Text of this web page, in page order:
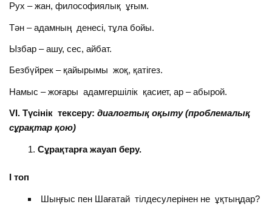
Рух – жан, философиялық ұғым.
Тән – адамның денесі, тұла бойы.
Ызбар – ашу, сес, айбат.
Безбүйрек – қайырымы жоқ, қатігез.
Намыс – жоғары адамгершілік қасиет, ар – абырой.
VІ. Түсінік тексеру: диалогтық оқыту (проблемалық
сұрақтар қою)
Сұрақтарға жауап беру.
І топ
Шыңғыс пен Шағатай тілдесулерінен не ұқтыңдар?